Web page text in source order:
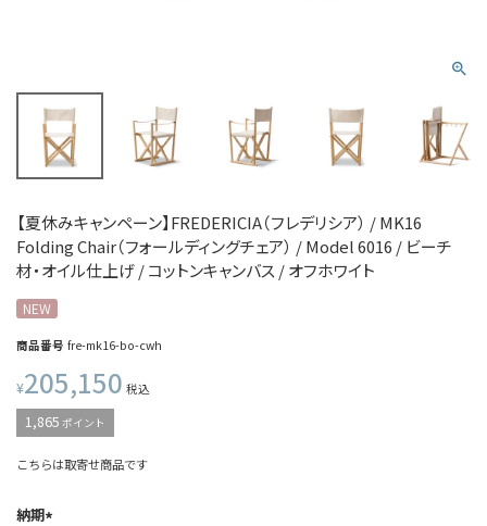
【夏休みキャンペーン】FREDERICIA（フレデリシア） / MK16
Folding Chair（フォールディングチェア） / Model 6016 / ビーチ
材・オイル仕上げ / コットンキャンバス / オフホワイト
NEW
商品番号 fre-mk16-bo-cwh
¥205,150 税込
1,865 ポイント
こちらは取寄せ商品です
納期